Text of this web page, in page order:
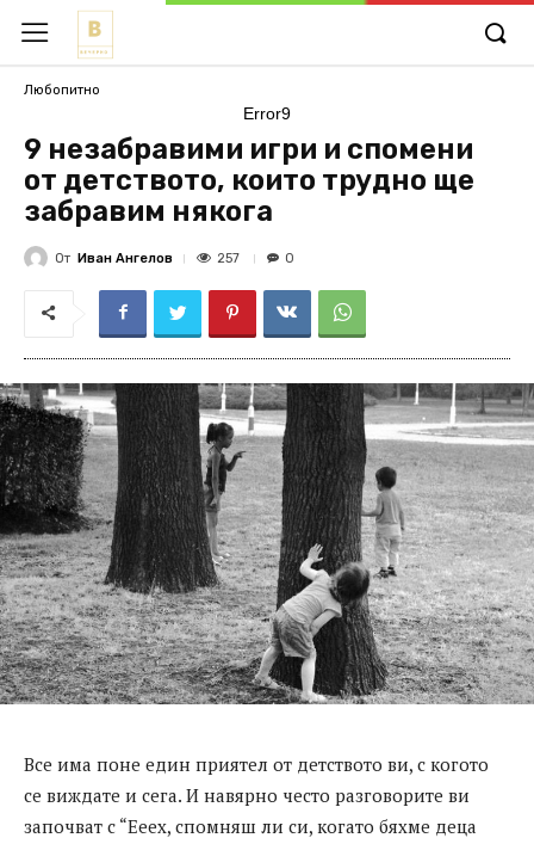
Любопитно
Error9
9 незабравими игри и спомени
от детството, които трудно ще
забравим някога
От Иван Ангелов 257 0
Все има поне един приятел от детството ви, с когото
се виждате и сега. И навярно често разговорите ви
започват с “Ееех, спомняш ли си, когато бяхме деца